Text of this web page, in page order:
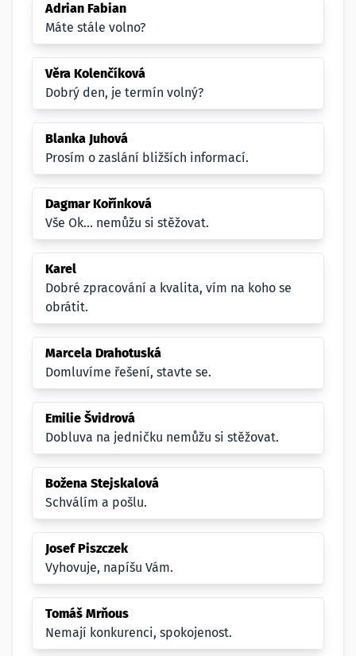
Adrian Fabian
Máte stále volno?
Věra Kolenčíková
Dobrý den, je termín volný?
Blanka Juhová
Prosím o zaslání bližších informací.
Dagmar Kořínková
Vše Ok... nemůžu si stěžovat.
Karel
Dobré zpracování a kvalita, vím na koho se
obrátit.
Marcela Drahotuská
Domluvíme řešení, stavte se.
Emilie Švidrová
Dobluva na jedničku nemůžu si stěžovat.
Božena Stejskalová
Schválím a pošlu.
Josef Piszczek
Vyhovuje, napíšu Vám.
Tomáš Mrňous
Nemají konkurenci, spokojenost.